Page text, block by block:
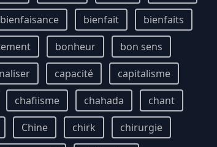
bienfaisance bienfait
bienfaits
bonheur
bon sens
capacité
capitalisme
chafiisme chahada
chant
Chine chirk
chirurgie